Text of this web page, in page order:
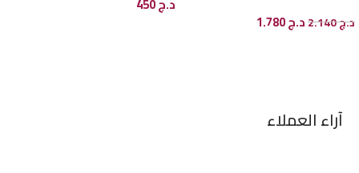
د.ج2.140 د.ج
آراء العملاء